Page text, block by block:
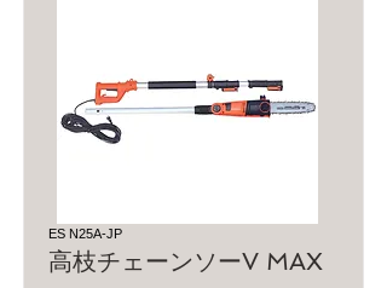
ES N25A-JP
高枝チェーンソーV MAX